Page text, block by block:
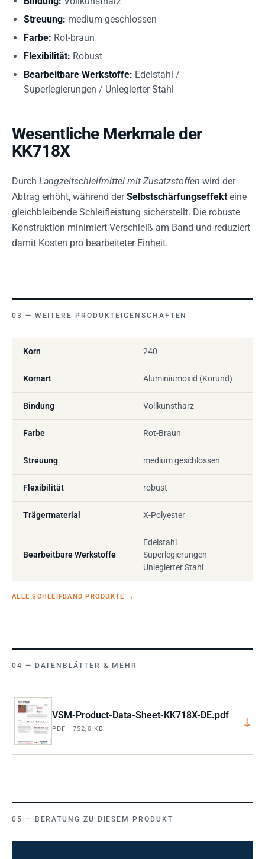
Streuung: medium geschlossen
Farbe: Rot-braun
Flexibilität: Robust
Bearbeitbare Werkstoffe: Edelstahl /
Superlegierungen / Unlegierter Stahl
Wesentliche Merkmale der
KK718X
Durch Langzeitschleifmittel mit Zusatzstoffen wird der
Abtrag erhöht, während derSelbstschärfungseffekt eine
gleichbleibende Schleifleistung sicherstellt. Die robuste
Konstruktion minimiert Verschleiß am Band und reduziert
damit Kosten pro bearbeiteter Einheit.
WEITERE PRODUKTEIGENSCHAFTEN
Korn 240
Kornart Aluminiumoxid (Korund)
Bindung Vollkunstharz
Farbe Rot-Braun
Streuung medium geschlossen
Flexibilität robust
Trägermaterial X-Polyester
Bearbeitbare Werkstoffe
Edelstahl
Superlegierungen
Unlegierter Stahl
ALLE SCHLEIFBAND PRODUKTE →
DATENBLÄTTER & MEHR
VSM-Product-Data-Sheet-KK718X-DE.pdf
PDF · 752,0 KB
↓
BERATUNG ZU DIESEM PRODUKT